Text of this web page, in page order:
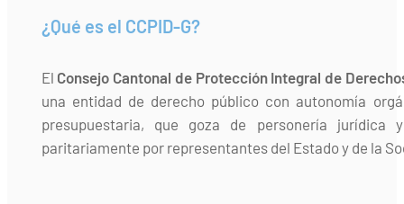
¿Qué es el CCPID-G?
El Consejo Cantonal de Protección Integral de
una entidad de derecho público con autonomía
presupuestaria, que goza de personería jurídica
paritariamente por representantes del Estado y de la